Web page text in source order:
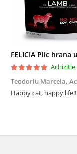
Teodoriu Marcela,
Happy cat, happy life!!